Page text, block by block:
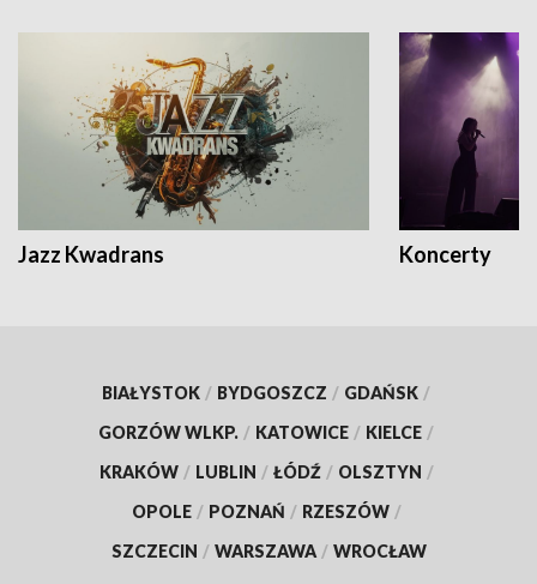
Jazz Kwadrans Koncerty
BIAŁYSTOK / BYDGOSZCZ / GDAŃSK /
GORZÓW WLKP. / KATOWICE / KIELCE /
KRAKÓW / LUBLIN / ŁÓDŹ / OLSZTYN /
OPOLE / POZNAŃ / RZESZÓW /
SZCZECIN / WARSZAWA / WROCŁAW